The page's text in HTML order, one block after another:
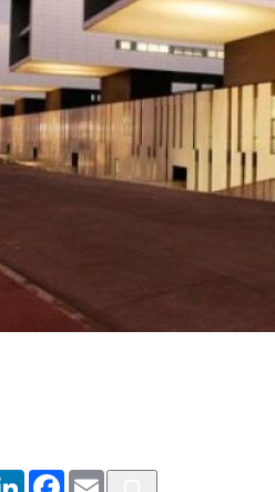
LinkedInFacebook
Email